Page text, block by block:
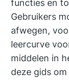
functies en
Gebruikers
afwegen,
leercurve
middelen in
deze gids